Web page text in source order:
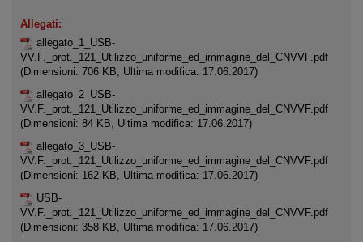
Allegati:
allegato_1_USB-
VV.F._prot._121_Utilizzo_uniforme_ed_immagine_del_CNVVF.pdf
(Dimensioni: 706 KB, Ultima modifica: 17.06.2017)
allegato_2_USB-
VV.F._prot._121_Utilizzo_uniforme_ed_immagine_del_CNVVF.pdf
(Dimensioni: 84 KB, Ultima modifica: 17.06.2017)
allegato_3_USB-
VV.F._prot._121_Utilizzo_uniforme_ed_immagine_del_CNVVF.pdf
(Dimensioni: 162 KB, Ultima modifica: 17.06.2017)
USB-
VV.F._prot._121_Utilizzo_uniforme_ed_immagine_del_CNVVF.pdf
(Dimensioni: 358 KB, Ultima modifica: 17.06.2017)